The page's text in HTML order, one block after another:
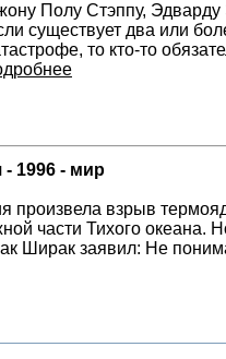
Полу Стэппу,
существует два или
то кто-то
1996 - мир
произвела взрыв
части Тихого океана.
Ширак заявил: Не